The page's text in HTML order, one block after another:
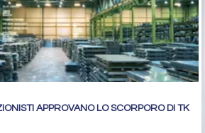
APPROVANO LO SCORPORO DI TK